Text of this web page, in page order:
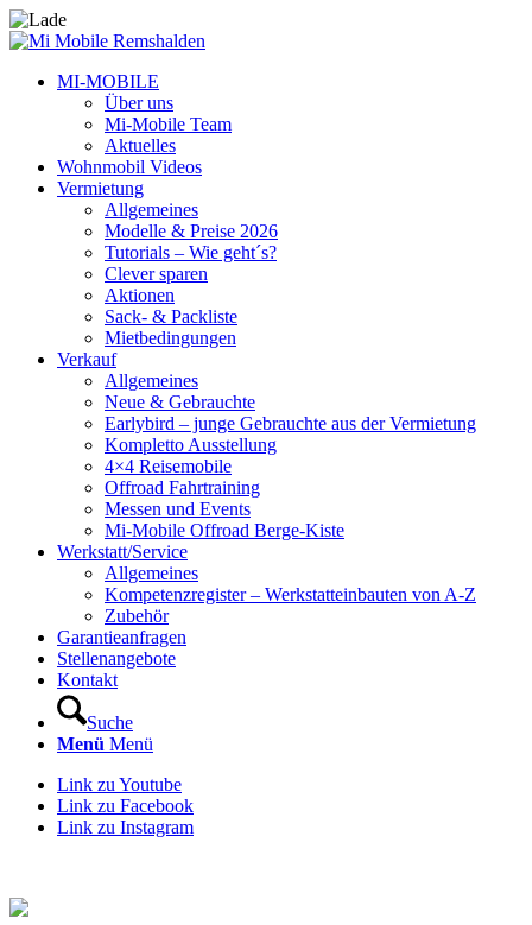
MI-MOBILE
Über uns
Mi-Mobile Team
Aktuelles
Wohnmobil Videos
Vermietung
Allgemeines
Modelle & Preise 2026
Tutorials – Wie geht´s?
Clever sparen
Aktionen
Sack- & Packliste
Mietbedingungen
Verkauf
Allgemeines
Neue & Gebrauchte
Earlybird – junge Gebrauchte aus der Vermietung
Kompletto Ausstellung
4×4 Reisemobile
Offroad Fahrtraining
Messen und Events
Mi-Mobile Offroad Berge-Kiste
Werkstatt/Service
Allgemeines
Kompetenzregister – Werkstatteinbauten von A-Z
Zubehör
Garantieanfragen
Stellenangebote
Kontakt
Suche
Menü Menü
Link zu Youtube
Link zu Facebook
Link zu Instagram